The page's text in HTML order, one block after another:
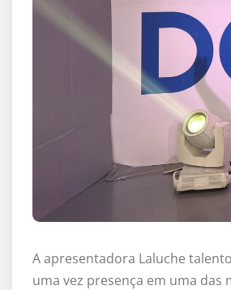
A apresentadora Laluche
uma vez presença em uma das